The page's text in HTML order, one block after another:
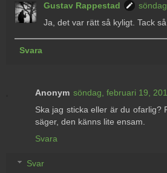
Gustav Rappestad
Ja, det var rätt så kyligt. Tack
Svara
Anonym söndag, februari 19,
Ska jag sticka eller är du ofarlig?
säger, den känns lite ensam.
Svara
Svar